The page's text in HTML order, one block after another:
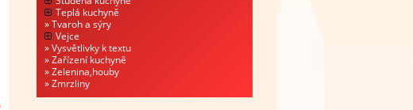
Teplá kuchyně
Tvaroh a sýry
Vejce
Vysvětlivky k textu
Zařízení kuchyně
Zelenina,houby
Zmrzliny